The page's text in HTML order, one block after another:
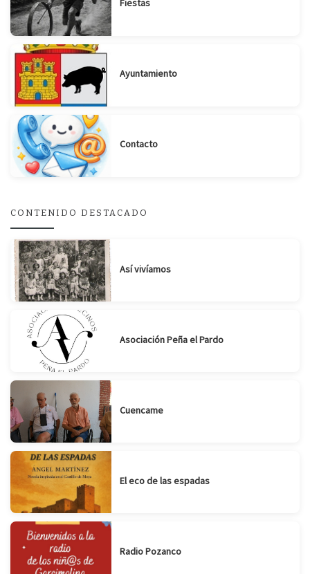
Fiestas
Ayuntamiento
Contacto
CONTENIDO DESTACADO
Así vivíamos
Asociación Peña el Pardo
Cuencame
El eco de las espadas
Radio Pozanco
Suscribirse